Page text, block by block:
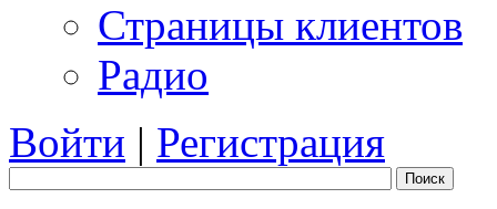
Страницы клиентов
Радио
Войти | Регистрация
Поиск